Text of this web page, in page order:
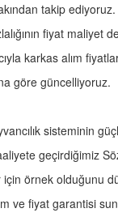
takip
fiyat maliyet
karkas alım
göre güncelliyoruz.
sisteminin
geçirdiğimiz
için örnek olduğunu
ve fiyat garantisi